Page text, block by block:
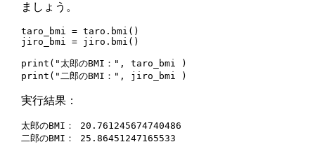
ましょう。
taro_bmi = taro.bmi()
jiro_bmi = jiro.bmi()
print("太郎のBMI：", taro_bmi )
print("二郎のBMI：", jiro_bmi )
実行結果：
太郎のBMI： 20.761245674740486
二郎のBMI： 25.86451247165533